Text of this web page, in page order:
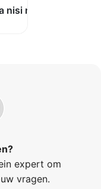
nisi montes?
expert om
vragen.